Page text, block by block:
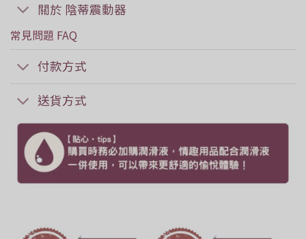
關於 陰蒂震動器
常見問題 FAQ
付款方式
送貨方式